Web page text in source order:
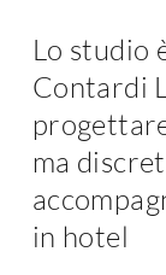
Lo studio
Contardi
ma
in hotel